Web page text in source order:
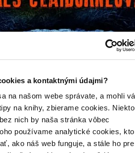
a kontaktnými údajmi?
na našom webe správate, a mohli
na knihy, zbierame cookies.
nich by naša stránka vôbec
používame analytické cookies,
ako náš web funguje, a stále ho pre
aktuálne na sklade, máme však už iba
chcete mať rýchlo, ponáhľajte sa!